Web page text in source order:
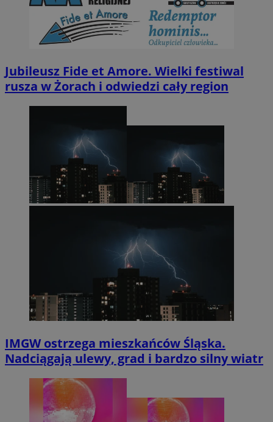
Jubileusz Fide et Amore. Wielki festiwal
rusza w Żorach i odwiedzi cały region
IMGW ostrzega mieszkańców Śląska.
Nadciągają ulewy, grad i bardzo silny wiatr